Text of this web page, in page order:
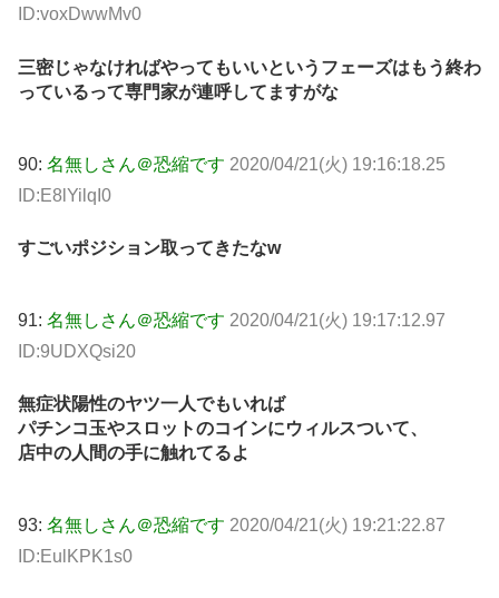
ID:voxDwwMv0
三密じゃなければやってもいいというフェーズはもう終わ
っているって専門家が連呼してますがな
90: 名無しさん＠恐縮です 2020/04/21(火) 19:16:18.25
ID:E8lYilqI0
すごいポジション取ってきたなw
91: 名無しさん＠恐縮です 2020/04/21(火) 19:17:12.97
ID:9UDXQsi20
無症状陽性のヤツ一人でもいれば
パチンコ玉やスロットのコインにウィルスついて、
店中の人間の手に触れてるよ
93: 名無しさん＠恐縮です 2020/04/21(火) 19:21:22.87
ID:EulKPK1s0